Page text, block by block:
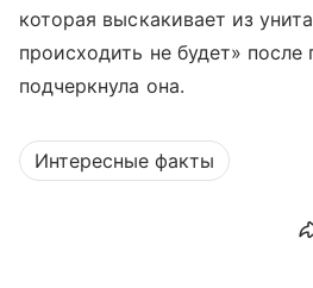
которая выскакивает из
происходить не будет» после
подчеркнула она.
Интересные факты